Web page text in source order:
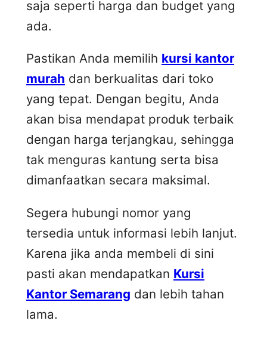
saja seperti harga dan budget yang
ada.
Pastikan Anda memilih kursi kantor
murah dan berkualitas dari toko
yang tepat. Dengan begitu, Anda
akan bisa mendapat produk terbaik
dengan harga terjangkau, sehingga
tak menguras kantung serta bisa
dimanfaatkan secara maksimal.
Segera hubungi nomor yang
tersedia untuk informasi lebih lanjut.
Karena jika anda membeli di sini
pasti akan mendapatkan Kursi
Kantor Semarang dan lebih tahan
lama.